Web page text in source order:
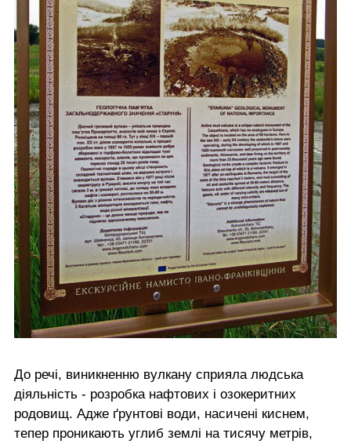
До речі, виникненню вулкану сприяла людська
діяльність - розробка нафтових і озокеритних
родовищ. Адже ґрунтові води, насичені киснем,
тепер проникають углиб землі на тисячу метрів,